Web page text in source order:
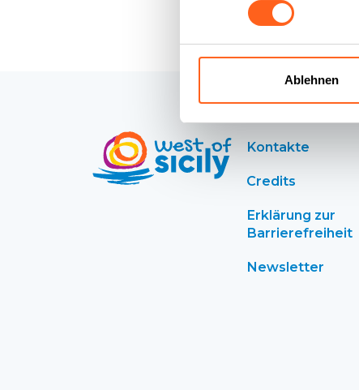
Ablehnen
Kontakte
Credits
Erklärung zur
Barrierefreiheit
Newsletter